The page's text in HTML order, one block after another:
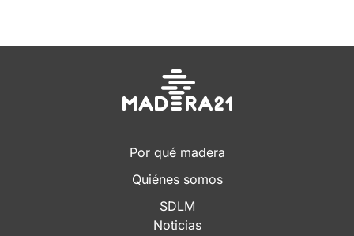
Por qué madera
Quiénes somos
SDLM
Noticias